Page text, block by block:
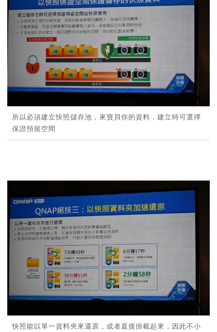
所以必須建立快照儲存池，來寶貝你的資料，建立時可選擇
保證預留空間
快照能以單一資料夾來還原，或者直接掛載起來，因此不小